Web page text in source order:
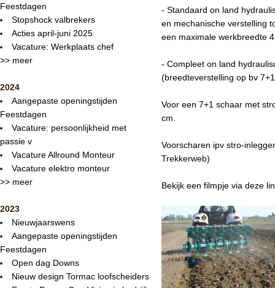
Feestdagen
Stopshock valbrekers
Acties april-juni 2025
Vacature: Werkplaats chef
>> meer
2024
Aangepaste openingstijden
Feestdagen
Vacature: persoonlijkheid met
passie v
Vacature Allround Monteur
Vacature elektro monteur
>> meer
2023
Nieuwjaarswens
Aangepaste openingstijden
Feestdagen
Open dag Downs
Nieuw design Tormac loofscheiders
- Standaard on land
en mechanische verstelling
een maximale werkbreedte
- Compleet on land
(breedteverstelling op bv
Voor een 7+1 schaar met
cm.
Voorscharen ipv stro-
Trekkerweb)
Bekijk een filmpje via deze